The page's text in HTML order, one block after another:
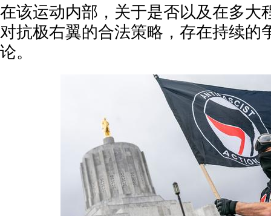
在该运动内部，关于是否以及在多大
对抗极右翼的合法策略，存在持续的
论。